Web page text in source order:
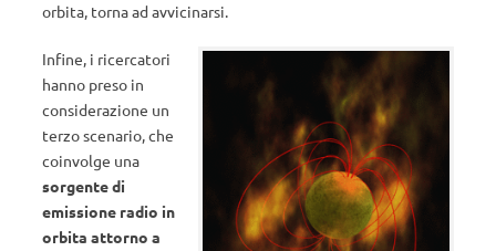
orbita, torna ad avvicinarsi.
Infine, i ricercatori
hanno preso in
considerazione un
terzo scenario, che
coinvolge una
sorgente di
emissione radio in
orbita attorno a